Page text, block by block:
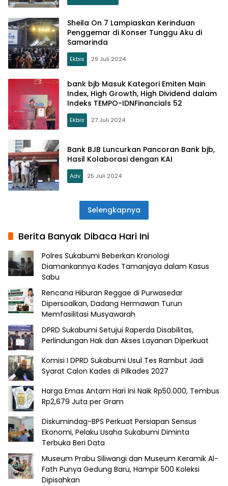
Sheila On 7 Lampiaskan Kerinduan
Penggemar di Konser Tunggu Aku di
Samarinda
Ekbis 29 Juli 2024
bank bjb Masuk Kategori Emiten Main
Index, High Growth, High Dividend dalam
Indeks TEMPO-IDNFinancials 52
Ekbis 27 Juli 2024
Bank BJB Luncurkan Pancoran Bank bjb,
Hasil Kolaborasi dengan KAI
Adv 25 Juli 2024
Selengkapnya
Berita Banyak Dibaca Hari Ini
Polres Sukabumi Beberkan Kronologi
Diamankannya Kades Tamanjaya dalam Kasus
Sabu
Rencana Hiburan Reggae di Purwasedar
Dipersoalkan, Dadang Hermawan Turun
Memfasilitasi Musyawarah
DPRD Sukabumi Setujui Raperda Disabilitas,
Perlindungan Hak dan Akses Layanan Diperkuat
Komisi I DPRD Sukabumi Usul Tes Rambut Jadi
Syarat Calon Kades di Pilkades 2027
Harga Emas Antam Hari Ini Naik Rp50.000, Tembus
Rp2,679 Juta per Gram
Diskumindag-BPS Perkuat Persiapan Sensus
Ekonomi, Pelaku Usaha Sukabumi Diminta
Terbuka Beri Data
Museum Prabu Siliwangi dan Museum Keramik Al-
Fath Punya Gedung Baru, Hampir 500 Koleksi
Dipisahkan